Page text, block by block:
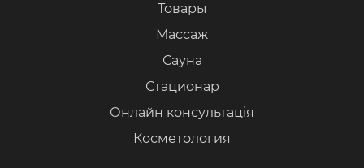
Товары
Массаж
Сауна
Стационар
Онлайн консультація
Косметология